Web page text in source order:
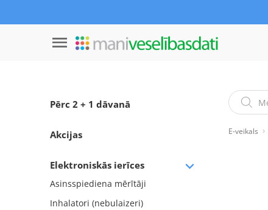
Pērc 2 + 1 dāvanā
Akcijas
Elektroniskās ierīces
Asinsspiediena mērītāji
Inhalatori (nebulaizeri)
E-veikals